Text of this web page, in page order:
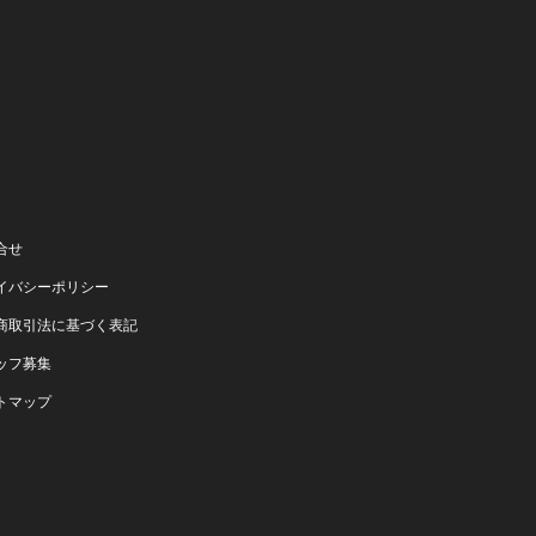
せ
バシーポリシー
取引法に基づく表記
フ募集
マップ